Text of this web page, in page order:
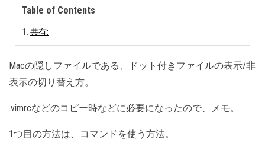
Table of Contents
共有:
Macの隠しファイルである、ドット付きファイルの表示/非
表示の切り替え方。
.vimrcなどのコピー時などに必要になったので、メモ。
1つ目の方法は、コマンドを使う方法。